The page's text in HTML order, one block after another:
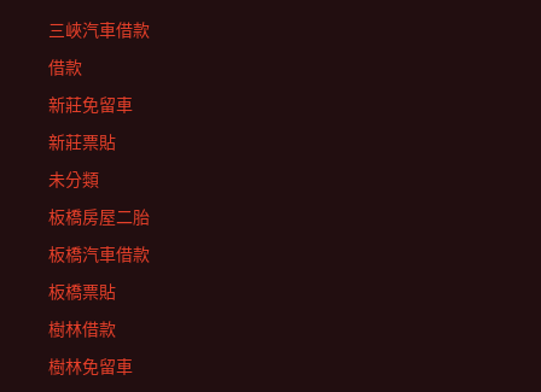
三峽汽車借款
借款
新莊免留車
新莊票貼
未分類
板橋房屋二胎
板橋汽車借款
板橋票貼
樹林借款
樹林免留車